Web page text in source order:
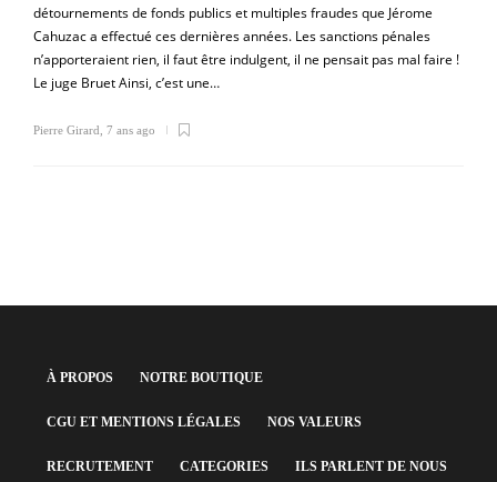
détournements de fonds publics et multiples fraudes que Jérome
Cahuzac a effectué ces dernières années. Les sanctions pénales
n’apporteraient rien, il faut être indulgent, il ne pensait pas mal faire !
Le juge Bruet Ainsi, c’est une…
Pierre Girard 7 ans ago
À PROPOS NOTRE BOUTIQUE
CGU ET MENTIONS LÉGALES NOS VALEURS
RECRUTEMENT CATEGORIES ILS PARLENT DE NOUS